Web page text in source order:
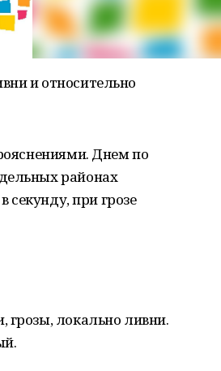
и относительно
Днем по
районах
секунду, при грозе
грозы, локально ливни.